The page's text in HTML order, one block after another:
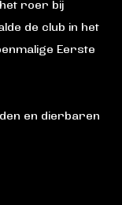
roer bij
de club in het
Eerste
en dierbaren